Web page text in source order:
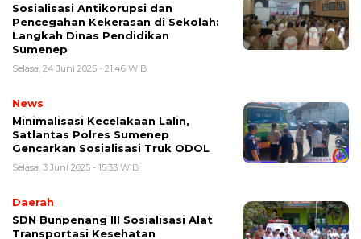
Sosialisasi Antikorupsi dan
Pencegahan Kekerasan di Sekolah:
Langkah Dinas Pendidikan
Sumenep
Selasa, 24 Juni 2025 - 21:46 WIB
News
Minimalisasi Kecelakaan Lalin,
Satlantas Polres Sumenep
Gencarkan Sosialisasi Truk ODOL
Selasa, 3 Juni 2025 - 15:33 WIB
Daerah
SDN Bunpenang III Sosialisasi Alat
Transportasi Kesehatan